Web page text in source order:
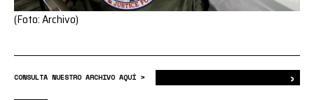
(Foto: Archivo)
CONSULTA NUESTRO ARCHIVO AQUÍ > ›